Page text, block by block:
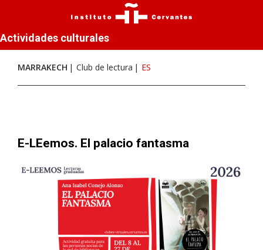
Actividades culturales
MARRAKECH Club de lectura ES
E-LEemos. El palacio fantasma